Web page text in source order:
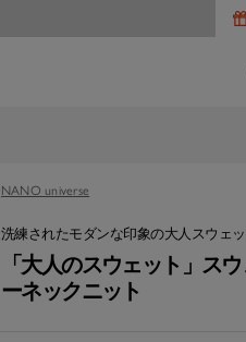
NANO universe
洗練されたモダンな印象の大人スウェ
「大人のスウェット」ス
ーネックニット